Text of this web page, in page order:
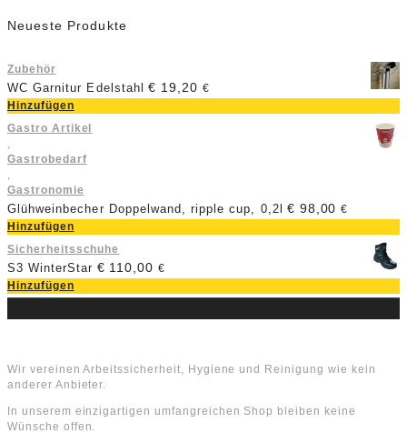
Neueste Produkte
Zubehör
WC Garnitur Edelstahl € 19,20 €
Hinzufügen
Gastro Artikel
Gastrobedarf
Gastronomie
Glühweinbecher Doppelwand, ripple cup, 0,2l € 98,00 €
Hinzufügen
Sicherheitsschuhe
S3 WinterStar € 110,00 €
Hinzufügen
Wir vereinen Arbeitssicherheit, Hygiene und Reinigung wie kein
anderer Anbieter.
In unserem einzigartigen umfangreichen Shop bleiben keine
Wünsche offen.